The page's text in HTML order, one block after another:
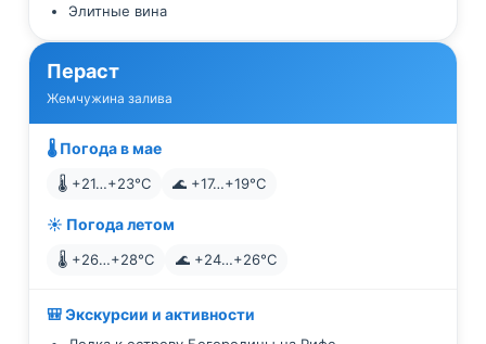
Элитные вина
Пераст
Жемчужина залива
🌡️ Погода в мае
🌡️ +21…+23°C 🌊 +17…+19°C
☀️ Погода летом
🌡️ +26…+28°C 🌊 +24…+26°C
🎒 Экскурсии и активности